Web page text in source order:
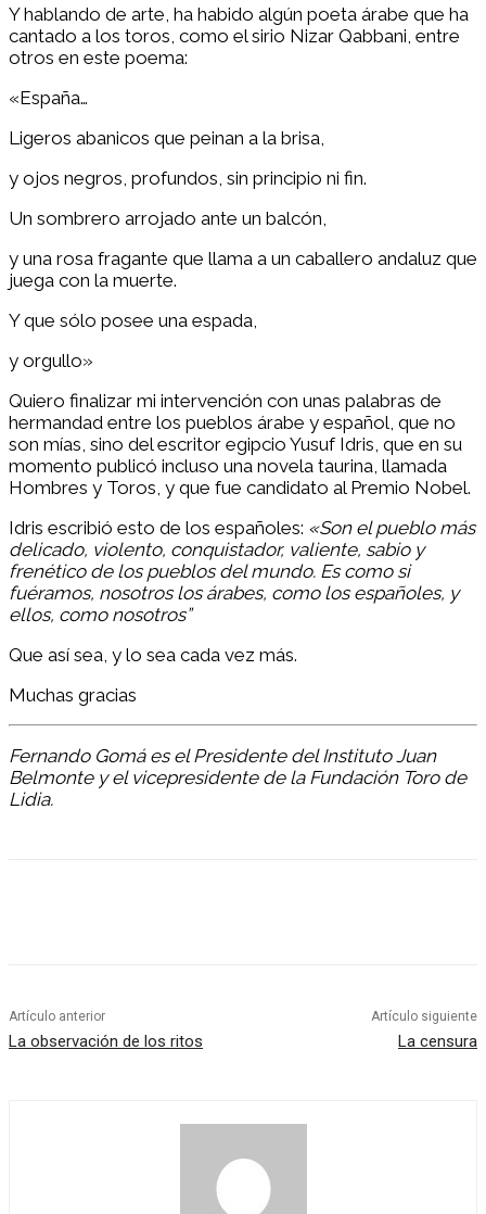
Y hablando de arte, ha habido algún poeta árabe que ha
cantado a los toros, como el sirio Nizar Qabbani, entre
otros en este poema:
«España…
Ligeros abanicos que peinan a la brisa,
y ojos negros, profundos, sin principio ni fin.
Un sombrero arrojado ante un balcón,
y una rosa fragante que llama a un caballero andaluz que
juega con la muerte.
Y que sólo posee una espada,
y orgullo»
Quiero finalizar mi intervención con unas palabras de
hermandad entre los pueblos árabe y español, que no
son mías, sino del escritor egipcio Yusuf Idris, que en su
momento publicó incluso una novela taurina, llamada
Hombres y Toros, y que fue candidato al Premio Nobel.
Idris escribió esto de los españoles: «Son el pueblo más
delicado, violento, conquistador, valiente, sabio y
frenético de los pueblos del mundo. Es como si
fuéramos, nosotros los árabes, como los españoles, y
ellos, como nosotros”
Que así sea, y lo sea cada vez más.
Muchas gracias
Fernando Gomá es el Presidente del Instituto Juan
Belmonte y el vicepresidente de la Fundación Toro de
Lidia.
Artículo anterior
La observación de los ritos
Artículo siguiente
La censura